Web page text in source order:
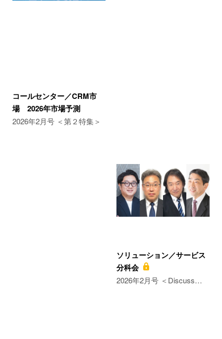
コールセンター／CRM市
場 2026年市場予測
2026年2月号 ＜第２特集＞
ソリューション／サービス
分科会
2026年2月号 ＜Discuss…